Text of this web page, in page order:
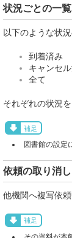
状況ごとの一
以下のような状
到着済み
キャンセ
全て
それぞれの状況
補足
図書館の設定
依頼の取り消し
他機関へ複写依
補足